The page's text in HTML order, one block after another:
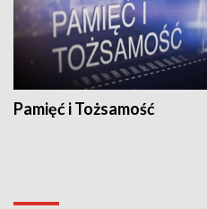
Pamięć i Tożsamość